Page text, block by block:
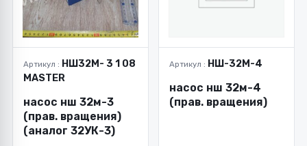
Артикул : НШ32М- 3 1 08
MASTER
насос нш 32м-3
(прав. вращения)
(аналог 32УК-3)
Артикул : НШ-32М-4
насос нш 32м-4
(прав. вращения)